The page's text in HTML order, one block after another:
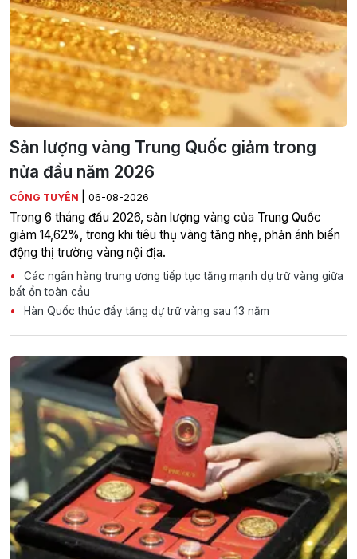
Sản lượng vàng Trung Quốc giảm trong
nửa đầu năm 2026
CÔNG TUYÊN 06-08-2026
Trong 6 tháng đầu 2026, sản lượng vàng của Trung Quốc
giảm 14,62%, trong khi tiêu thụ vàng tăng nhẹ, phản ánh biến
động thị trường vàng nội địa.
Các ngân hàng trung ương tiếp tục tăng mạnh dự trữ vàng giữa
bất ổn toàn cầu
Hàn Quốc thúc đẩy tăng dự trữ vàng sau 13 năm